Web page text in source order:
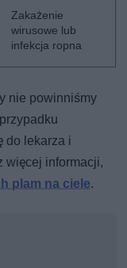
Zakażenie
wirusowe lub
infekcja ropna
nie powinniśmy
do lekarza i
więcej informacji,
plam na ciele.